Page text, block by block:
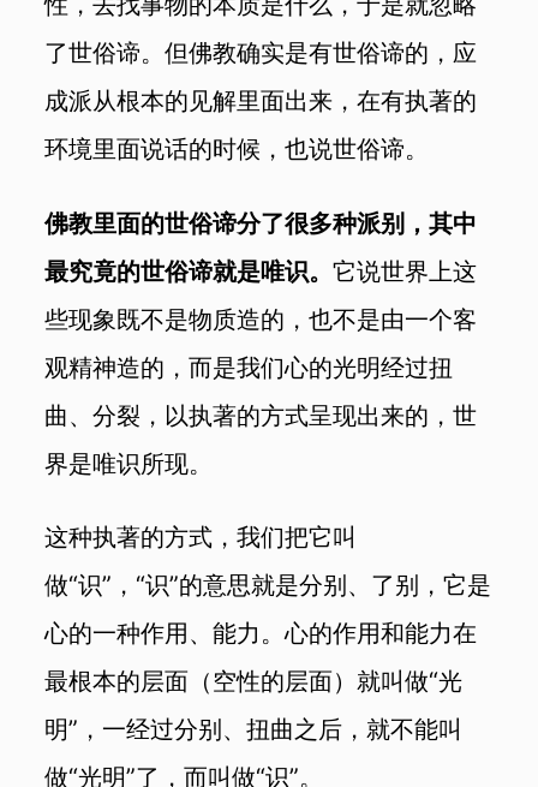
了世俗谛。但佛教确实是有世俗谛的，应
成派从根本的见解里面出来，在有执著的
环境里面说话的时候，也说世俗谛。
佛教里面的世俗谛分了很多种派别，其中
最究竟的世俗谛就是唯识。它说世界上这
些现象既不是物质造的，也不是由一个客
观精神造的，而是我们心的光明经过扭
曲、分裂，以执著的方式呈现出来的，世
界是唯识所现。
这种执著的方式，我们把它叫
做“识”，“识”的意思就是分别、了别，它是
心的一种作用、能力。心的作用和能力在
最根本的层面（空性的层面）就叫做“光
明”，一经过分别、扭曲之后，就不能叫
做“光明”了，而叫做“识”。